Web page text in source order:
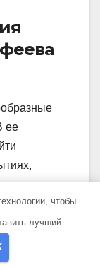
ее
и
чтобы
лучший